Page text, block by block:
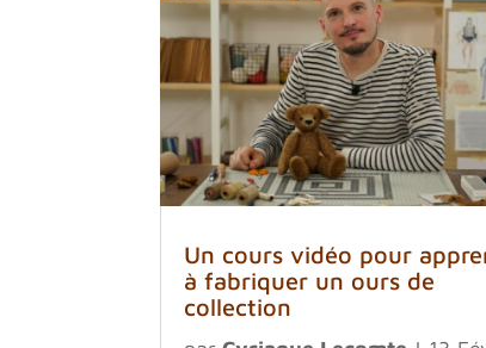
Un cours vidéo pour
à fabriquer un ours de
collection